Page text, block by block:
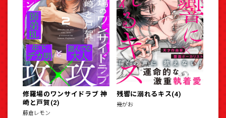
修羅場のワンサイドラブ 神
崎と戸賀(2)
藤倉レモン
残響に溺れるキス(4)
幾がお